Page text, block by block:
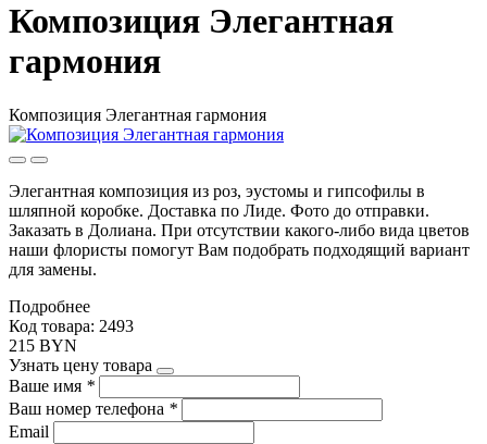
Композиция Элегантная
гармония
Композиция Элегантная гармония
Элегантная композиция из роз, эустомы и гипсофилы в
шляпной коробке. Доставка по Лиде. Фото до отправки.
Заказать в Долиана. При отсутствии какого-либо вида цветов
наши флористы помогут Вам подобрать подходящий вариант
для замены.
Подробнее
Код товара: 2493
215 BYN
Узнать цену товара
Ваше имя *
Ваш номер телефона *
Email